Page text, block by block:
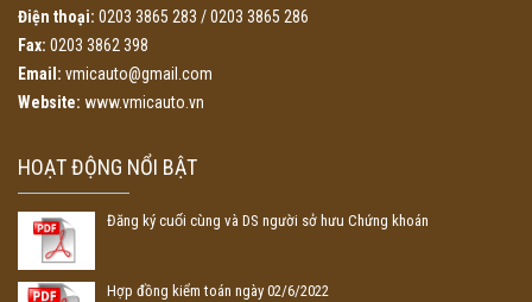
Điện thoại: 0203 3865 283 / 0203 3865 286
Fax: 0203 3862 398
Email: vmicauto@gmail.com
Website: www.vmicauto.vn
HOẠT ĐỘNG NỔI BẬT
Đăng ký cuối cùng và DS người sở hưu Chứng khoán
Hợp đồng kiểm toán ngày 02/6/2022